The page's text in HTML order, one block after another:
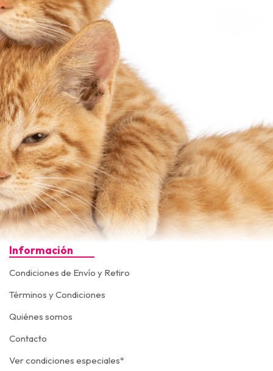
Información
Condiciones de Envío y Retiro
Términos y Condiciones
Quiénes somos
Contacto
Ver condiciones especiales*